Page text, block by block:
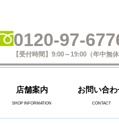
0120-97-
【受付時間】9:00～19:00（年中無休
店舗案内
SHOP INFORMATION
お問い合わ
CONTACT